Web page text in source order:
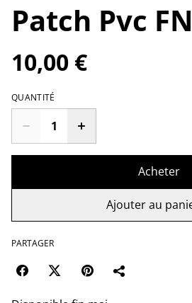
Patch Pvc
10,00 €
QUANTITÉ
Acheter
Ajouter au
PARTAGER